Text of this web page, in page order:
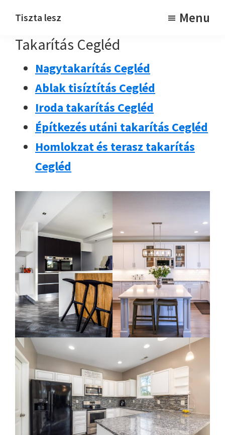
main
footer
Tiszta lesz Menu
Takarítás Cegléd
Nagytakarítás Cegléd
Ablak tisíztítás Cegléd
Iroda takarítás Cegléd
Építkezés utáni takarítás Cegléd
Homlokzat és terasz takarítás
Cegléd